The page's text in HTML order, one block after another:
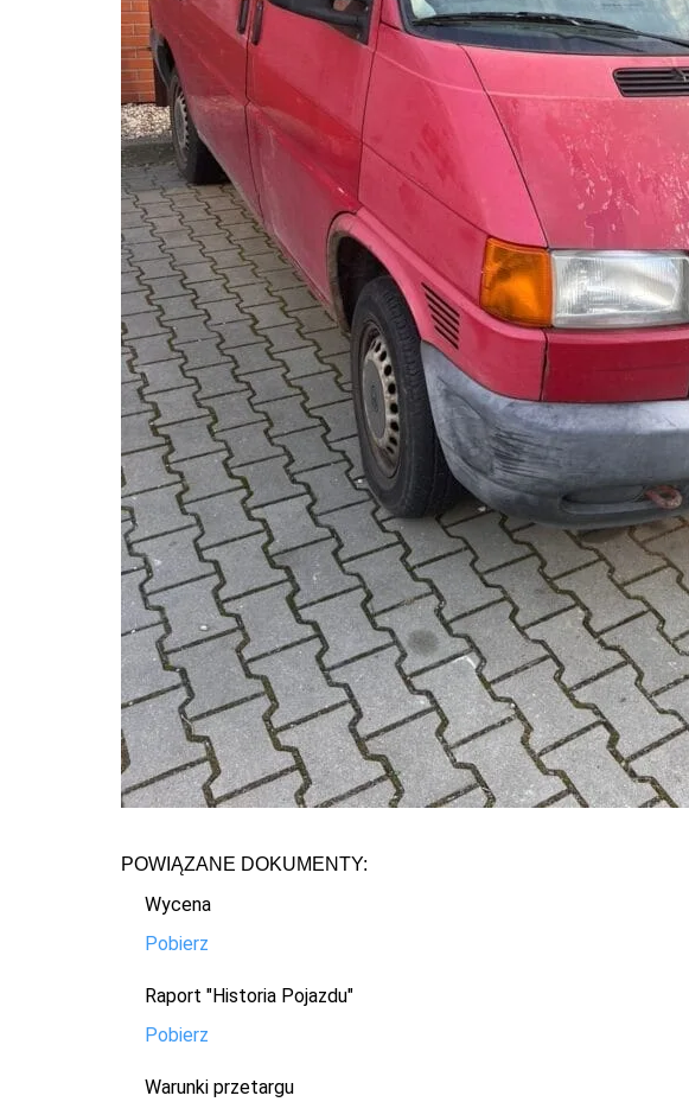
POWIĄZANE DOKUMENTY:
Wycena
Pobierz
Raport "Historia Pojazdu"
Pobierz
Warunki przetargu